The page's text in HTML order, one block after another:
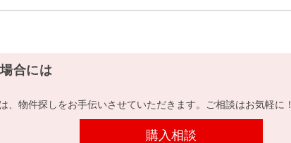
合には
、物件探しをお手伝いさせていただきます。ご相談はお気軽に！
購入相談